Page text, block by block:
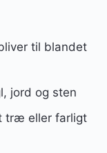
til blandet
jord og sten
træ eller farligt